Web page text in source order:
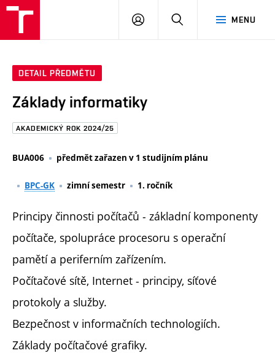
Brno
MENU
PŘIHLÁSIT
DETAIL PŘEDMĚTU
Základy informatiky
AKADEMICKÝ ROK 2024/25
BUA006 předmět zařazen v 1 studijním plánu
BPC-GK zimní semestr 1. ročník
Principy činnosti počítačů - základní komponenty
počítače, spolupráce procesoru s operační
pamětí a periferním zařízením.
Počítačové sítě, Internet - principy, síťové
protokoly a služby.
Bezpečnost v informačních technologiích.
Základy počítačové grafiky.